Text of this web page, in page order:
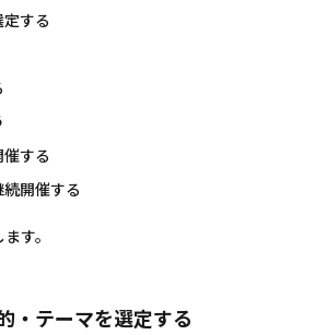
する
する
開催する
す。
・テーマを選定する